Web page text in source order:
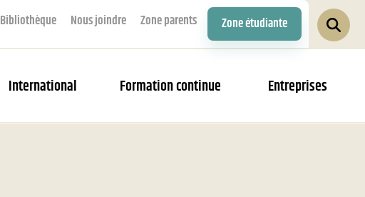
Bibliothèque Nous joindre Zone parents Zone étudiante
International Formation continue Entreprises